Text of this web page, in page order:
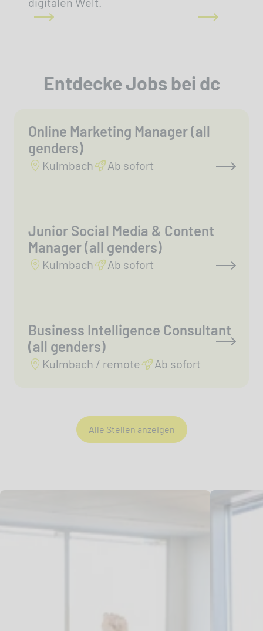
Entdecke Jobs bei dc
Online Marketing Manager (all
genders)
Kulmbach Ab sofort
Junior Social Media & Content
Manager (all genders)
Kulmbach Ab sofort
Business Intelligence Consultant
(all genders)
Kulmbach / remote Ab sofort
Alle Stellen anzeigen